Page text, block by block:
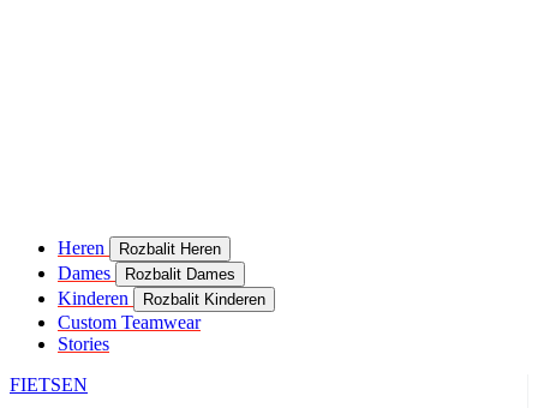
Heren Rozbalit Heren
Dames Rozbalit Dames
Kinderen Rozbalit Kinderen
Custom Teamwear
Stories
FIETSEN